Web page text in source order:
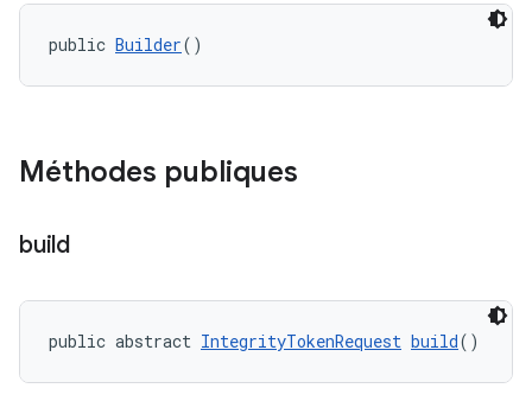
public Builder()
Méthodes publiques
build
public abstract IntegrityTokenRequest build()